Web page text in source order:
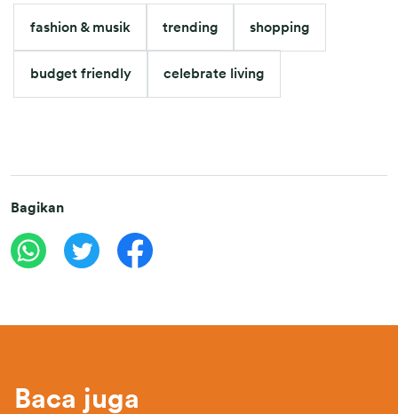
fashion & musik trending shopping
budget friendly celebrate living
Bagikan
Baca juga